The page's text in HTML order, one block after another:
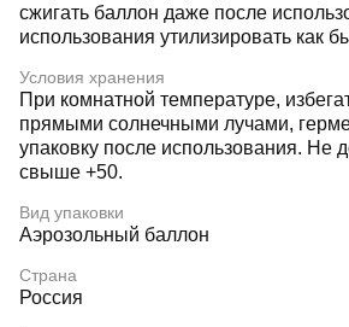
сжигать баллон даже после
использования утилизировать как
Условия хранения
При комнатной температуре,
прямыми солнечными лучами,
упаковку после использования. Не
свыше +50.
Вид упаковки
Аэрозольный баллон
Страна
Россия